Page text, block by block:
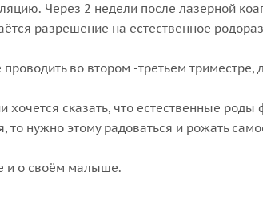
Через 2 недели после лазерной
разрешение на естественное
во втором -третьем триместре,
хочется сказать, что естественные
то нужно этому радоваться и рожать
и о своём малыше.